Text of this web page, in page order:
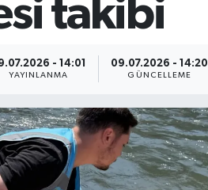
takibi
- 14:01
YAYINLANMA
09.07.2026 - 14:20
GÜNCELLEME